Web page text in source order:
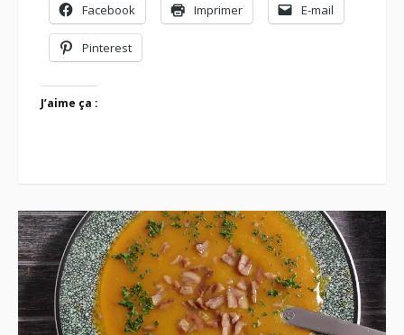
Facebook Imprimer E-mail
Pinterest
J’aime ça :